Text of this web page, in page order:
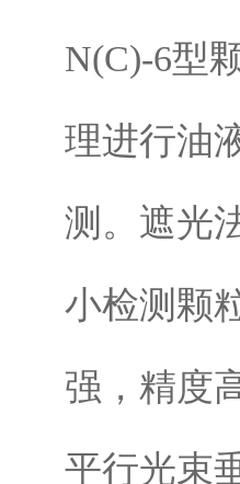
N(C)-6型
理进行油
测。遮光
小检测颗
强，精度
平行光束